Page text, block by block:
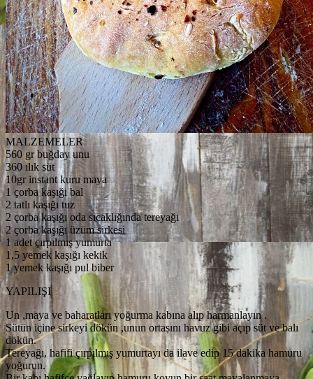
MALZEMELER
560 gr buğday unu
360 ılık süt
10gr instant kuru maya
1 çorba kaşığı bal
2 tatlı kaşığı tuz
2 çorba kaşığı oda sıcaklığında tereyağı
2 çorba kaşığı üzüm sirkesi
1 adet çırpılmış yumurta
1,5 yemek kaşığı kekik
1 yemek kaşığı pul biber
YAPILIŞI
Un ,maya ve baharatları yoğurma kabına alıp harmanlayın .
Sütün içine sirkeyi dökün ,unun ortasını havuz gibi açıp süt ve balı
dökün.
Tereyağı, hafifi çırpılmış yumurtayı da ilave edip 15 dakika hamuru
yoğurun.